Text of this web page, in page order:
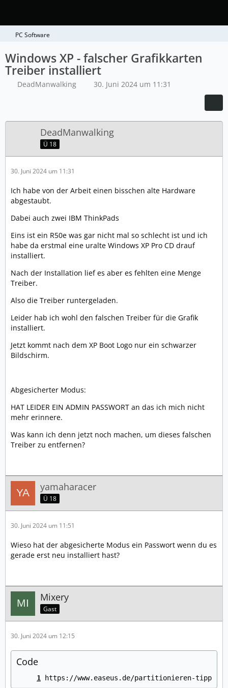
PC Software
Windows XP - falscher Grafikkarten
Treiber installiert
DeadManwalking 30. Juni 2024 um 11:31
DeadManwalking
Ü 18
30. Juni 2024 um 11:31
Ich habe von der Arbeit einen bisschen alte Hardware
abgestaubt.
Dabei auch zwei IBM ThinkPads
Eins ist ein R50e was gar nicht mal so schlecht ist und ich
habe da erstmal eine uralte Windows XP Pro CD drauf
installiert.
Nach der Installation lief es aber es fehlten eine Menge
Treiber.
Also die Treiber runtergeladen.
Leider hab ich wohl den falschen Treiber für die Grafik
installiert.
Jetzt kommt nach dem XP Boot Logo nur ein schwarzer
Bildschirm.
Abgesicherter Modus:
HAT LEIDER EIN ADMIN PASSWORT an das ich mich nicht
mehr erinnere.
Was kann ich denn jetzt noch machen, um dieses falschen
Treiber zu entfernen?
yamaharacer
Ü 18
30. Juni 2024 um 11:51
Wieso hat der abgesicherte Modus ein Passwort wenn du es
gerade erst neu installiert hast?
Mixery
Gast
30. Juni 2024 um 12:15
Code
https://www.easeus.de/partitionieren-tipps/